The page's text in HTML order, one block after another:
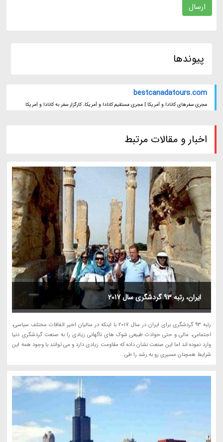
ارسال
پیوندها
bestcanadatours.com
مجری سفرهای کانادا و آمریکا | مجری مستقیم کانادا و آمریکا، کارگزار سفر به کانادا و آمریکا
اخبار و مقالات مرتبط
ایران، رتبه 93 گردشگری سال 2017
رتبه 93 گردشگری برای ایران در سال 2017 با اینکه در سالیان اخیر اتفاقات مختلف سیاسی،
اجتماعی، مالی و حتی حوادث طبیعی شوک های ناگهانی زیادی را به صنعت گردشگری دنیا
وارد نموده اند اما این صنعت نشان داده که مقاومت زیادی دارد و می توانند با وجود همه این
شرایط همچنان مسیری رو به رشد را طی...